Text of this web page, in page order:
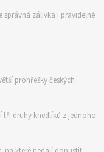
zálivka i pravidelné
prohřešky českých
tři druhy knedlíků z jednoho